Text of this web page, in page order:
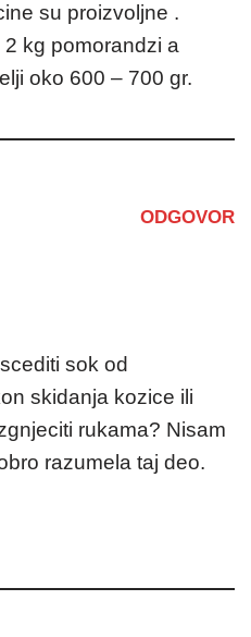
su proizvoljne .
kg pomorandzi a
oko 600 – 700 gr.
ODGOVOR
sok od
skidanja kozice ili
rukama? Nisam
razumela taj deo.